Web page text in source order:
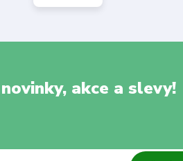
akce a slevy!